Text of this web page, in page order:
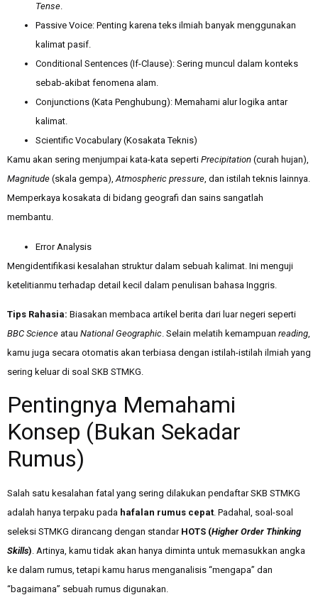
Tense.
Passive Voice: Penting karena teks ilmiah banyak menggunakan
kalimat pasif.
Conditional Sentences (If-Clause): Sering muncul dalam konteks
sebab-akibat fenomena alam.
Conjunctions (Kata Penghubung): Memahami alur logika antar
kalimat.
Scientific Vocabulary (Kosakata Teknis)
Kamu akan sering menjumpai kata-kata seperti Precipitation (curah hujan),
Magnitude (skala gempa),Atmospheric pressure, dan istilah teknis lainnya.
Memperkaya kosakata di bidang geografi dan sains sangatlah
membantu.
Error Analysis
Mengidentifikasi kesalahan struktur dalam sebuah kalimat. Ini menguji
ketelitianmu terhadap detail kecil dalam penulisan bahasa Inggris.
Tips Rahasia: Biasakan membaca artikel berita dari luar negeri seperti
BBC Science atau National Geographic . Selain melatih kemampuan reading
kamu juga secara otomatis akan terbiasa dengan istilah-istilah ilmiah yang
sering keluar di soal SKB STMKG.
Pentingnya Memahami
Konsep (Bukan Sekadar
Rumus)
Salah satu kesalahan fatal yang sering dilakukan pendaftar SKB STMKG
adalah hanya terpaku pada hafalan rumus cepat. Padahal, soal-soal
seleksi STMKG dirancang dengan standar HOTS (Higher Order Thinking
Skills). Artinya, kamu tidak akan hanya diminta untuk memasukkan angka
ke dalam rumus, tetapi kamu harus menganalisis “mengapa” dan
“bagaimana” sebuah rumus digunakan.